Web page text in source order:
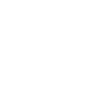
zorgen voor
De bronzen zuilen
onderstellen en de
Jahwe sloegen de
Ook de potten,
alle andere